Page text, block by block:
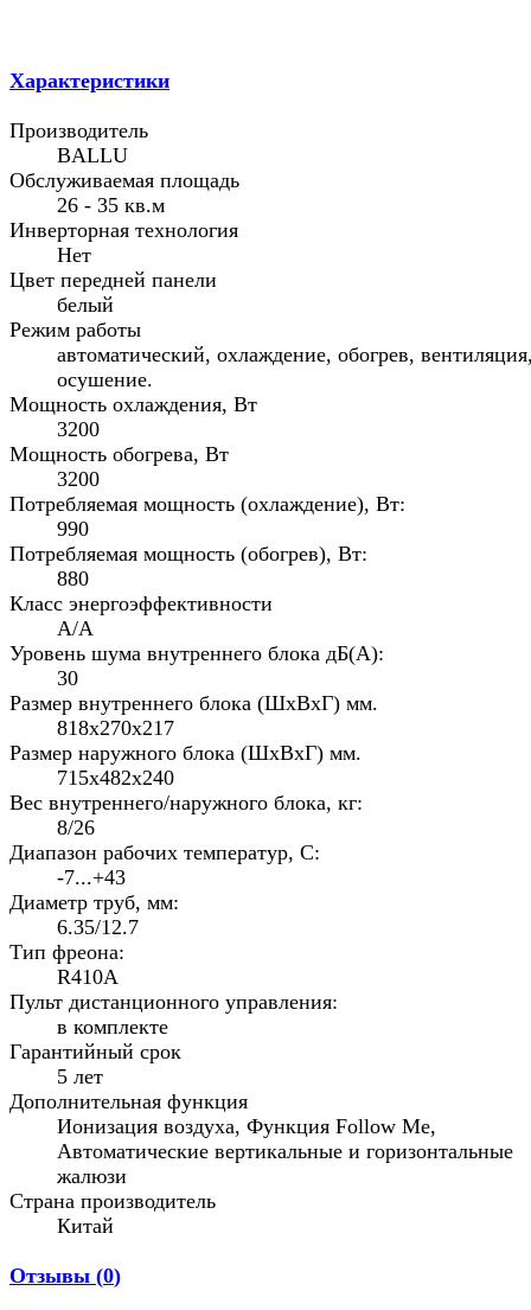
Характеристики
Производитель
BALLU
Обслуживаемая площадь
26 - 35 кв.м
Инверторная технология
Нет
Цвет передней панели
белый
Режим работы
автоматический, охлаждение, обогрев,
осушение.
Мощность охлаждения, Вт
3200
Мощность обогрева, Вт
3200
Потребляемая мощность (охлаждение), Вт:
990
Потребляемая мощность (обогрев), Вт:
880
Класс энергоэффективности
A/A
Уровень шума внутреннего блока дБ(А):
30
Размер внутреннего блока (ШхВхГ) мм.
818х270х217
Размер наружного блока (ШхВхГ) мм.
715х482х240
Вес внутреннего/наружного блока, кг:
8/26
Диапазон рабочих температур, С:
-7...+43
Диаметр труб, мм:
6.35/12.7
Тип фреона:
R410A
Пульт дистанционного управления:
в комплекте
Гарантийный срок
5 лет
Дополнительная функция
Ионизация воздуха, Функция Follow Me,
Автоматические вертикальные и горизонтальные
жалюзи
Страна производитель
Китай
Отзывы (0)